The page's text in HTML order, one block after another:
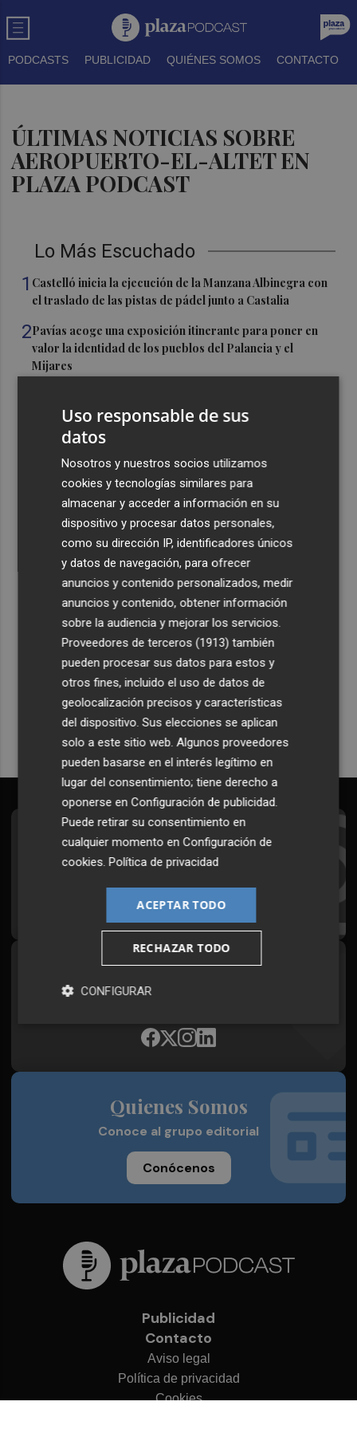
PODCASTS PUBLICIDAD QUIÉNES SOMOS CONTACTO
ÚLTIMAS NOTICIAS SOBRE
AEROPUERTO-EL-ALTET EN
PLAZA PODCAST
Lo Más Escuchado
1 Castelló inicia la ejecución de la Manzana Albinegra con
el traslado de las pistas de pádel junto a Castalia
2Pavías acoge una exposición itinerante para poner en
valor la identidad de los pueblos del Palancia y el
Mijares
solemne Misa mayor en el Ermitorio
Ópera Benicàssim acoge un espectáculo dirigido por
Nancy Fabiola y la gala de Anabel de la Mora y Pascual
Andreu
L'Eliana avanza en la rehabilitación del puente y las
pasarelas sobre el barranco de Mandor
Recibe toda la actualidad de
Plaza Podcast en tu correo
Quiero suscribirme
Suscríbete al Boletín
Todos los días a primera hora en tu email
¡Quiero suscribirme!
Síguenos en redes
Plaza Podcast, desde cualquier medio
Quienes Somos
Conoce al grupo editorial
Conócenos
Publicidad
Contacto
Aviso legal
Política de privacidad
Cookies
Uso responsable de sus
datos
Nosotros y nuestros socios utilizamos
cookies y tecnologías similares para
almacenar y acceder a información en su
dispositivo y procesar datos personales,
como su dirección IP, identificadores únicos
y datos de navegación, para ofrecer
anuncios y contenido personalizados, medir
anuncios y contenido, obtener información
sobre la audiencia y mejorar los servicios.
Proveedores de terceros (1913) también
pueden procesar sus datos para estos y
otros fines, incluido el uso de datos de
geolocalización precisos y características
del dispositivo. Sus elecciones se aplican
solo a este sitio web. Algunos proveedores
pueden basarse en el interés legítimo en
lugar del consentimiento; tiene derecho a
oponerse enConfiguración de publicidad.
Puede retirar su consentimiento en
cualquier momento enConfiguración de
cookies.Política de privacidad
ACEPTAR TODO
RECHAZAR TODO
CONFIGURAR